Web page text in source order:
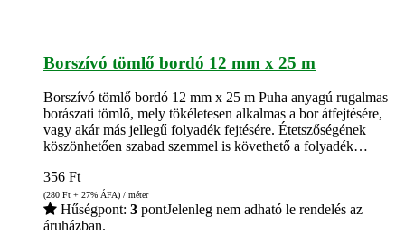
Borszívó tömlő bordó 12 mm x 25 m
Borszívó tömlő bordó 12 mm x 25 m Puha anyagú rugalmas
borászati tömlő, mely tökéletesen alkalmas a bor átfejtésére,
vagy akár más jellegű folyadék fejtésére. Étetszőségének
köszönhetően szabad szemmel is követhető a folyadék…
356 Ft
(280 Ft + 27% ÁFA) / méter
Hűségpont: 3 pontJelenleg nem adható le rendelés az
áruházban.